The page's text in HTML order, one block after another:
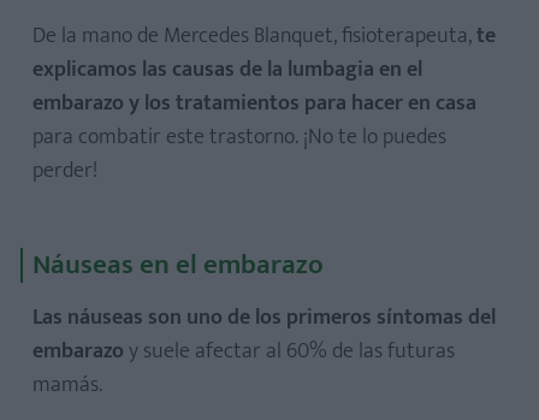
De la mano de Mercedes Blanquet, fisioterapeuta,te
explicamos las causas de la lumbagia en el
embarazo y los tratamientos para hacer en casa
para combatir este trastorno. ¡No te lo puedes
perder!
Náuseas en el embarazo
Las náuseas son uno de los primeros síntomas del
embarazoy suele afectar al 60% de las futuras
mamás.